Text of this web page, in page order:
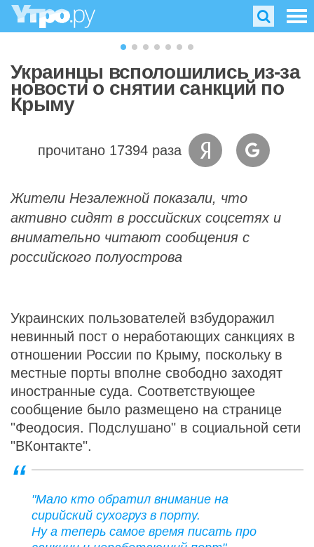
Украинцы всполошились из-за
новости о снятии санкций по
Крыму
прочитано 17394 раза
Жители Незалежной показали, что
активно сидят в российских соцсетях и
внимательно читают сообщения с
российского полуострова
Украинских пользователей взбудоражил
невинный пост о неработающих санкциях в
отношении России по Крыму, поскольку в
местные порты вполне свободно заходят
иностранные суда. Соответствующее
сообщение было размещено на странице
"Феодосия. Подслушано" в социальной сети
"ВКонтакте".
"Мало кто обратил внимание на
сирийский сухогруз в порту.
Ну а теперь самое время писать про